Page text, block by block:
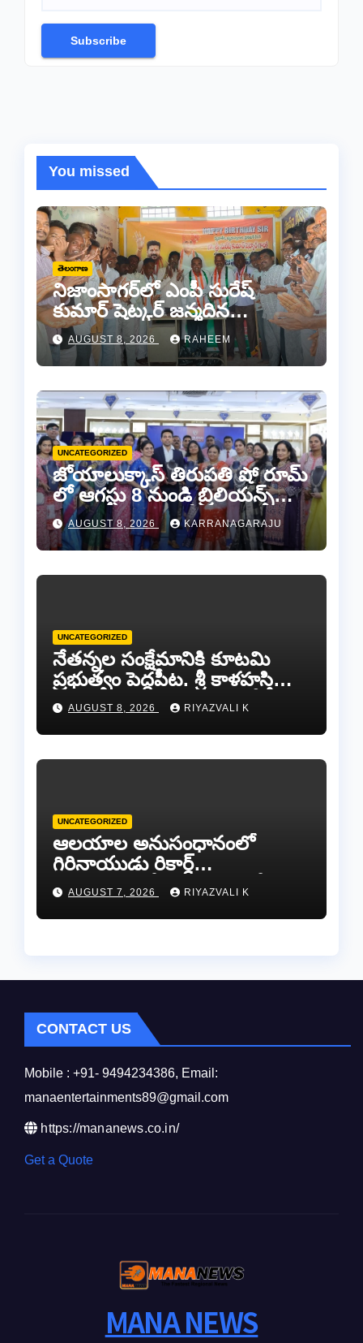
Subscribe
You missed
తెలంగాణ
నిజాంసాగర్‌లో ఎంపీ సురేష్
కుమార్ షెట్కర్ జన్మదిన
వేడుకలు..
AUGUST 8, 2026 RAHEEM
UNCATEGORIZED
జోయాలుక్కాస్ తిరుపతి షో రూమ్
లో ఆగస్టు 8 నుండి బ్రిలియన్స్
డైమండ్ జ్యాయలరీ షో..
AUGUST 8, 2026 KARRANAGARAJU
UNCATEGORIZED
నేతన్నల సంక్షేమానికి కూటమి
ప్రభుత్వం పెద్దపీట. శ్రీ కాళహస్తి
ఎమ్మెల్యే బొజ్జల వెంకట సుధీర్ రెడ్డి.
AUGUST 8, 2026 RIYAZVALI K
UNCATEGORIZED
ఆలయాల అనుసంధానంలో
గిరినాయుడు రికార్డ్
దారినేర్పరి..రోడ్డు నిర్మాణంతో పాటు
గోవుల సంరక్షణకు ప్రాణప్రతిష్ఠ!..
AUGUST 7, 2026 RIYAZVALI K
CONTACT US
Mobile : +91- 9494234386, Email:
manaentertainments89@gmail.com
https://mananews.co.in/
Get a Quote
MANA NEWS